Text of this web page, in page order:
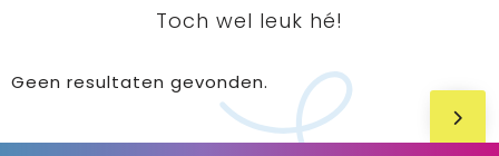
Toch wel leuk hé!
Geen resultaten gevonden.